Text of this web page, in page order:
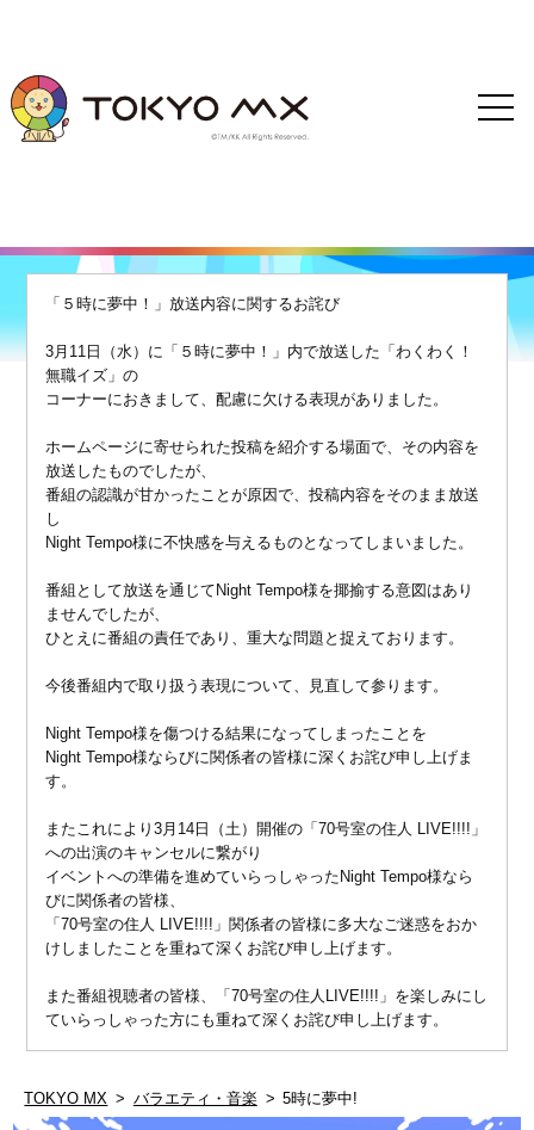
「５時に夢中！」放送内容に関するお詫び
3月11日（水）に「５時に夢中！」内で放送した「わくわく！
無職イズ」の
コーナーにおきまして、配慮に欠ける表現がありました。
ホームページに寄せられた投稿を紹介する場面で、その内容を
放送したものでしたが、
番組の認識が甘かったことが原因で、投稿内容をそのまま放送
し
Night Tempo様に不快感を与えるものとなってしまいました。
番組として放送を通じてNight Tempo様を揶揄する意図はあり
ませんでしたが、
ひとえに番組の責任であり、重大な問題と捉えております。
今後番組内で取り扱う表現について、見直して参ります。
Night Tempo様を傷つける結果になってしまったことを
Night Tempo様ならびに関係者の皆様に深くお詫び申し上げま
す。
またこれにより3月14日（土）開催の「70号室の住人 LIVE!!!!」
への出演のキャンセルに繋がり
イベントへの準備を進めていらっしゃったNight Tempo様なら
びに関係者の皆様、
「70号室の住人 LIVE!!!!」関係者の皆様に多大なご迷惑をおか
けしましたことを重ねて深くお詫び申し上げます。
また番組視聴者の皆様、「70号室の住人LIVE!!!!」を楽しみにし
ていらっしゃった方にも重ねて深くお詫び申し上げます。
TOKYO MX バラエティ・音楽 5時に夢中!